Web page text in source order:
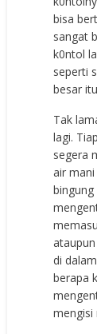
bisa
sangat
k0ntol
seperti
besar
Tak
lagi.
segera
air
di
berapa